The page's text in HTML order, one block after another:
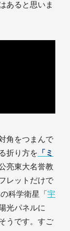
あると思いま
角をつまんで
折り方を 「ミ
亮東大名誉教
レットだけで
科学衛星「 宇
光パネルに
うです。すご